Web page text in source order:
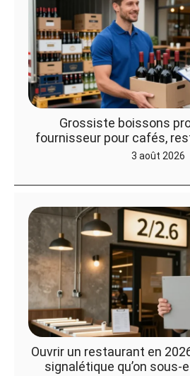
Grossiste boissons
fournisseur pour cafés,
3 août 2026
Ouvrir un restaurant en
signalétique qu’on